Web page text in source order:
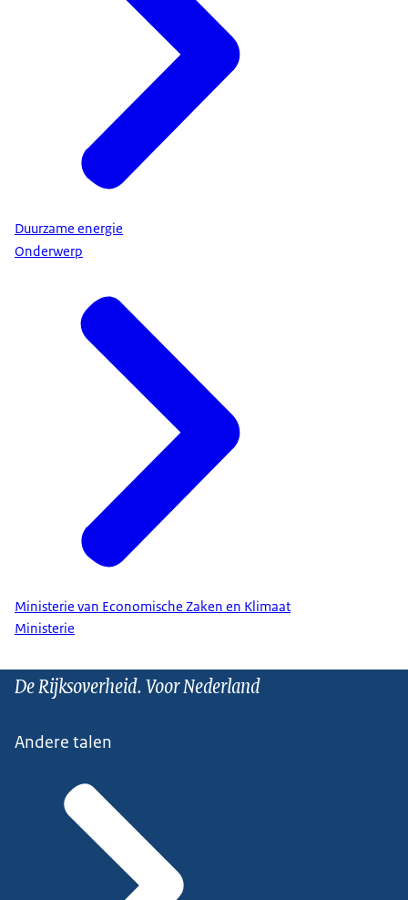
Duurzame energie
Onderwerp
Ministerie van Economische Zaken en Klimaat
Ministerie
De Rijksoverheid. Voor Nederland
Andere talen